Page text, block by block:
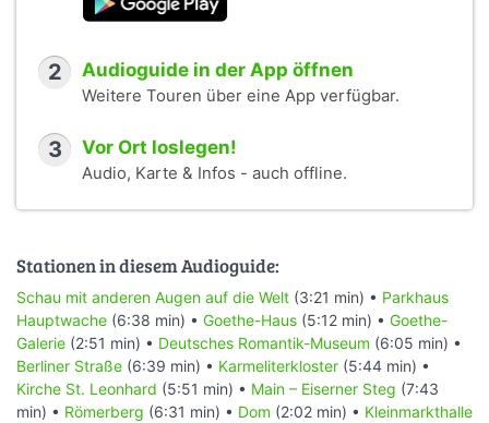
2 Audioguide in der App öffnen
Weitere Touren über eine App verfügbar.
3 Vor Ort loslegen!
Audio, Karte & Infos - auch offline.
Stationen in diesem Audioguide:
Schau mit anderen Augen auf die Welt (3:21 min) • Parkhaus
Hauptwache (6:38 min) • Goethe-Haus (5:12 min) • Goethe-
Galerie (2:51 min) • Deutsches Romantik-Museum (6:05 min) •
Berliner Straße (6:39 min) • Karmeliterkloster (5:44 min) •
Kirche St. Leonhard (5:51 min) • Main – Eiserner Steg (7:43
min) • Römerberg (6:31 min) • Dom (2:02 min) • Kleinmarkthalle